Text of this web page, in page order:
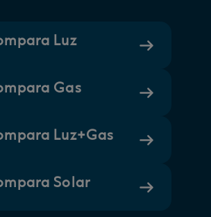
Luz
Gas
Luz+Gas
Solar